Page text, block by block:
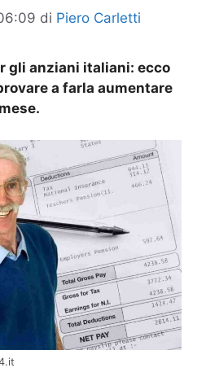
di Piero Carletti
gli anziani italiani: ecco
a farla aumentare